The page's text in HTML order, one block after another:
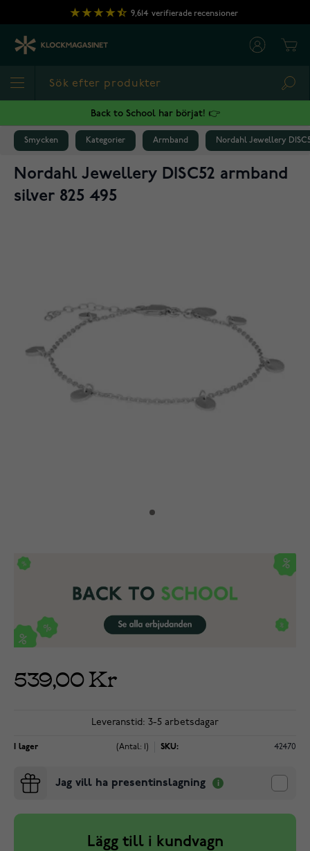
Hoppa till innehållet
9,614 verifierade recensioner
Back to School har börjat! 👉
Smycken Kategorier Armband Nordahl Jewellery
Nordahl Jewellery DISC52 armband
silver 825 495
539,00 Kr
Leveranstid: 3-5 arbetsdagar
I lager (Antal: 1) SKU: 42470
Jag vill ha presentinslagning
Lägg till i kundvagn